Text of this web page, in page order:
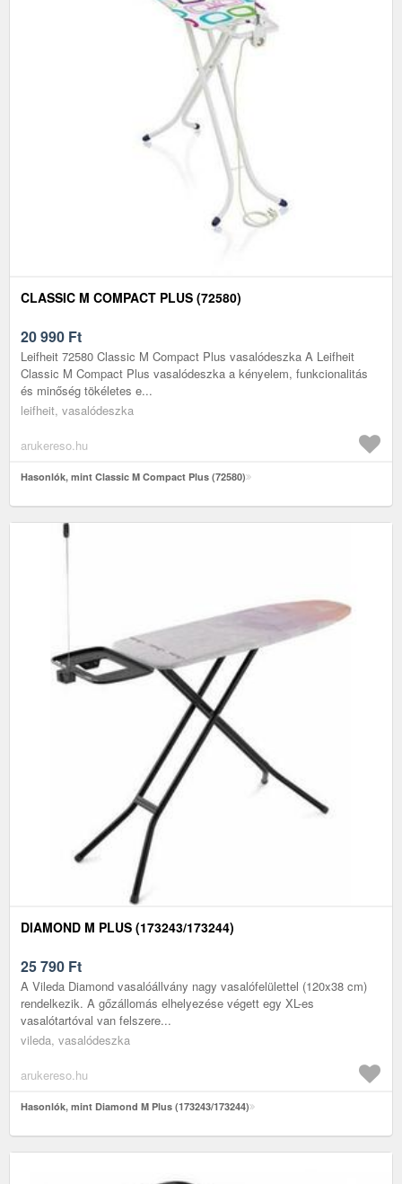
CLASSIC M COMPACT PLUS (72580)
20 990 Ft
Leifheit 72580 Classic M Compact Plus vasalódeszka A Leifheit
Classic M Compact Plus vasalódeszka a kényelem, funkcionalitás
és minőség tökéletes e...
leifheit, vasalódeszka
arukereso.hu
Hasonlók, mint Classic M Compact Plus (72580)
DIAMOND M PLUS (173243/173244)
25 790 Ft
A Vileda Diamond vasalóállvány nagy vasalófelülettel (120x38 cm)
rendelkezik. A gőzállomás elhelyezése végett egy XL-es
vasalótartóval van felszere...
vileda, vasalódeszka
arukereso.hu
Hasonlók, mint Diamond M Plus (173243/173244)